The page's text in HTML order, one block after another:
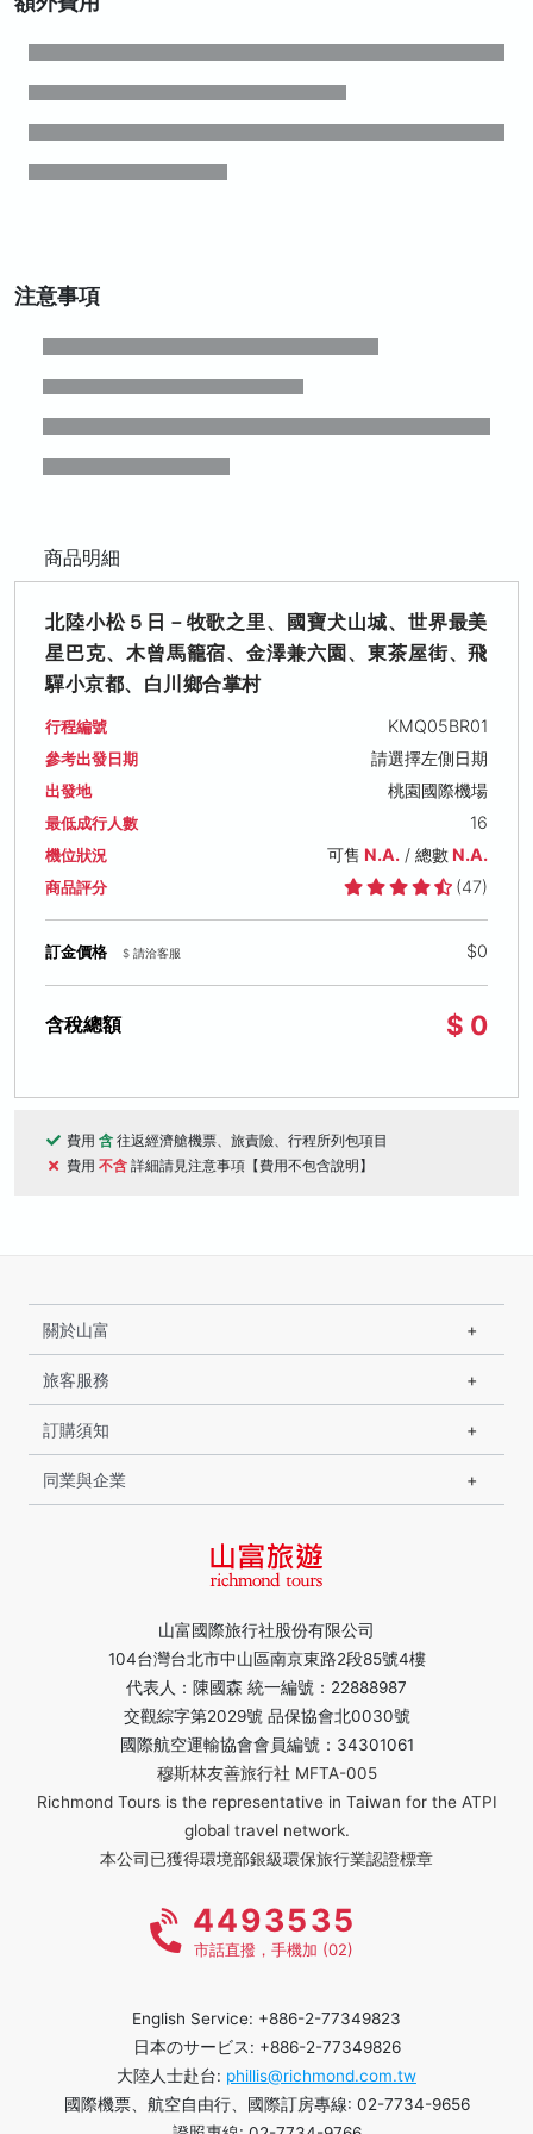
注意事項
商品明細
北陸小松５日－牧歌之里、國寶犬山城、世界最美
星巴克、木曾馬籠宿、金澤兼六園、東茶屋街、飛
驒小京都、白川鄉合掌村
行程編號 KMQ05BR01
參考出發日期 請選擇左側日期
出發地 桃園國際機場
最低成行人數 16
機位狀況 可售 N.A./ 總數N.A.
商品評分 (47)
訂金價格 $ 請洽客服 $0
含稅總額 $ 0
費用 含 往返經濟艙機票、旅責險、行程所列包項目
費用 不含 詳細請見注意事項【費用不包含說明】
山富國際旅行社股份有限公司
104台灣台北市中山區南京東路2段85號4樓
代表人：陳國森 統一編號：22888987
交觀綜字第2029號 品保協會北0030號
國際航空運輸協會會員編號：34301061
穆斯林友善旅行社 MFTA-005
Richmond Tours is the representative in Taiwan for the ATPI
global travel network.
本公司已獲得環境部銀級環保旅行業認證標章
關於山富
旅客服務
訂購須知
同業與企業
4493535
市話直撥，手機加 (02)
English Service: +886-2-77349823
日本のサービス: +886-2-77349826
大陸人士赴台: phillis@richmond.com.tw
國際機票、航空自由行、國際訂房專線: 02-7734-9656